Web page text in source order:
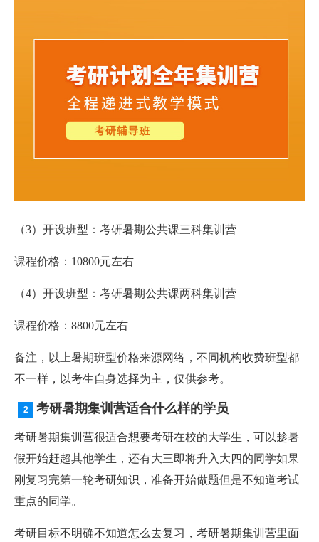
（3）开设班型：考研暑期公共课三科集训营
课程价格：10800元左右
（4）开设班型：考研暑期公共课两科集训营
课程价格：8800元左右
备注，以上暑期班型价格来源网络，不同机构收费班型都
不一样，以考生自身选择为主，仅供参考。
考研暑期集训营适合什么样的学员
考研暑期集训营很适合想要考研在校的大学生，可以趁暑
假开始赶超其他学生，还有大三即将升入大四的同学如果
刚复习完第一轮考研知识，准备开始做题但是不知道考试
重点的同学。
考研目标不明确不知道怎么去复习，考研暑期集训营里面